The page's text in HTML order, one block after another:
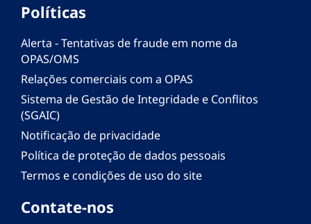
Políticas
Alerta - Tentativas de fraude em nome da
OPAS/OMS
Relações comerciais com a OPAS
Sistema de Gestão de Integridade e Conflitos
(SGAIC)
Notificação de privacidade
Política de proteção de dados pessoais
Termos e condições de uso do site
Contate-nos